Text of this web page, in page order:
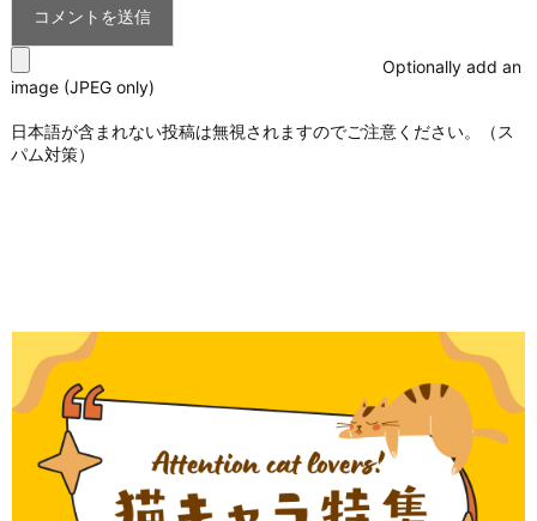
Optionally add an
image (JPEG only)
日本語が含まれない投稿は無視されますのでご注意ください。（ス
パム対策）